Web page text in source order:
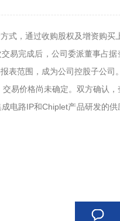
式，通过收购股权及增资购
易完成后，公司委派董事占
表范围，成为公司控股子公司
易价格尚未确定。双方确认
电路IP和Chiplet产品研发的